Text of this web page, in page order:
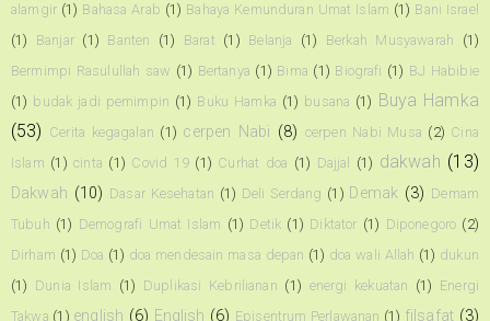
alamgir (1) Bahasa Arab (1) Bahaya Kemunduran Umat Islam (1) Bani Israel
(1)
Banjar (1) Banten (1) Barat (1) Belanja (1) Berkah Musyawarah
(1)
Bermimpi Rasulullah saw (1) Bertanya (1) Bima (1) Biografi (1) BJ Habibie
(1) budak jadi pemimpin (1) Buku Hamka (1) busana (1) Buya Hamka
(53) Cerita kegagalan (1) cerpen Nabi (8) cerpen Nabi Musa (2) Cina
Islam (1) cinta (1) Covid 19 (1) Curhat doa (1) Dajjal (1) dakwah (13)
Dakwah (10) Dasar Kesehatan (1) Deli Serdang (1) Demak (3) Demam
Tubuh (1) Demografi Umat Islam (1) Detik (1) Diktator (1) Diponegoro (2)
Dirham (1) Doa (1) doa mendesain masa depan (1) doa wali Allah (1) dukun
(1) Dunia Islam (1) Duplikasi Kebrilianan (1) energi kekuatan (1) Energi
Takwa (1) english (6) English (6) Episentrum Perlawanan (1) filsafat (3)